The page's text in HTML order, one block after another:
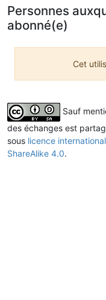
Personnes
abonné(e)
Cet
Sauf
des échanges est
sous licence
ShareAlike 4.0.